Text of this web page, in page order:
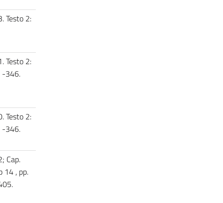
Testo 2:
Testo 2:
-346.
Testo 2:
-346.
Cap.
14 , pp.